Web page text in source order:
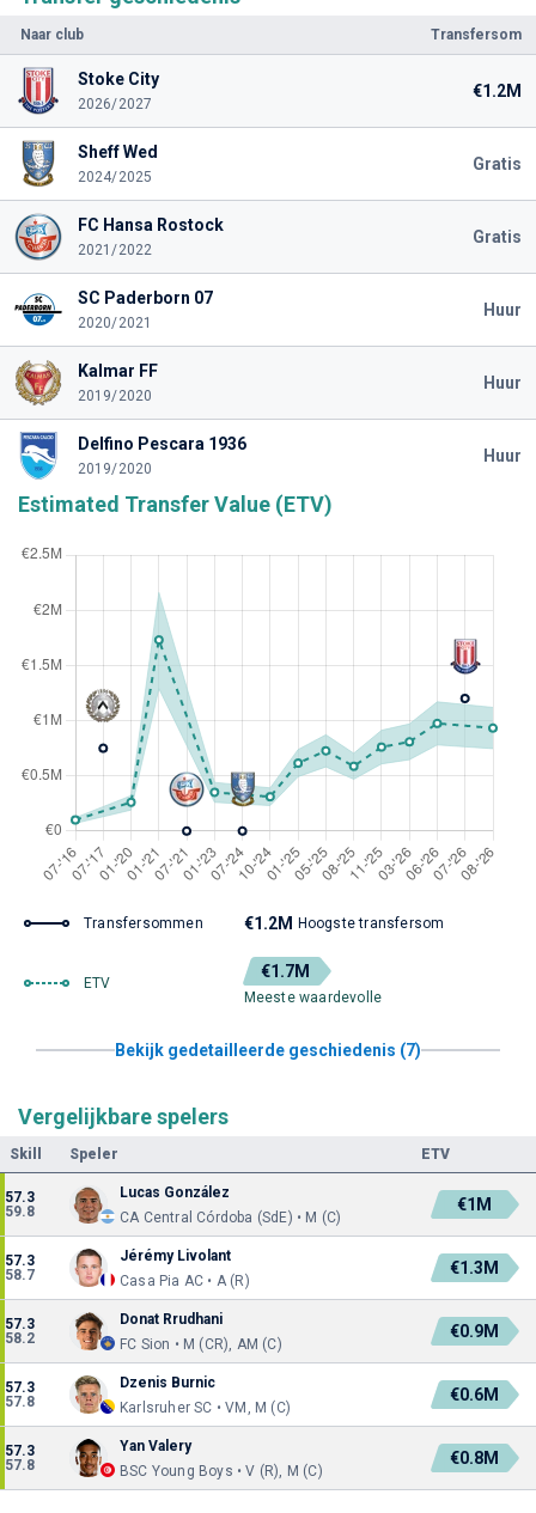
Naar club Transfersom
Stoke City
2026/2027
€1.2M
Sheff Wed
2024/2025
Gratis
FC Hansa Rostock
2021/2022
Gratis
SC Paderborn 07
2020/2021
Huur
Kalmar FF
2019/2020
Huur
Delfino Pescara 1936
2019/2020
Huur
Estimated Transfer Value (ETV)
Transfersommen €1.2M Hoogste transfersom
ETV
€1.7M
Meeste waardevolle
Bekijk gedetailleerde geschiedenis (7)
Vergelijkbare spelers
Skill Speler ETV
57.3
59.8
Lucas González
CA Central Córdoba (SdE) • M (C)
€1M
57.3
58.7
Jérémy Livolant
Casa Pia AC • A (R)
€1.3M
57.3
58.2
Donat Rrudhani
FC Sion • M (CR), AM (C)
€0.9M
57.3
57.8
Dzenis Burnic
Karlsruher SC • VM, M (C)
€0.6M
57.3
57.8
Yan Valery
BSC Young Boys • V (R), M (C)
€0.8M